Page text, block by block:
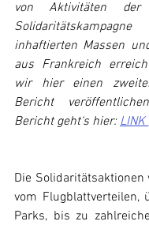
von Aktivitäten der
inhaftierten Massen
aus Frankreich
wir hier einen
Bericht
Bericht geht‘s hier: LINK
Die Solidaritätsaktionen
vom Flugblattverteilen,
Parks, bis zu